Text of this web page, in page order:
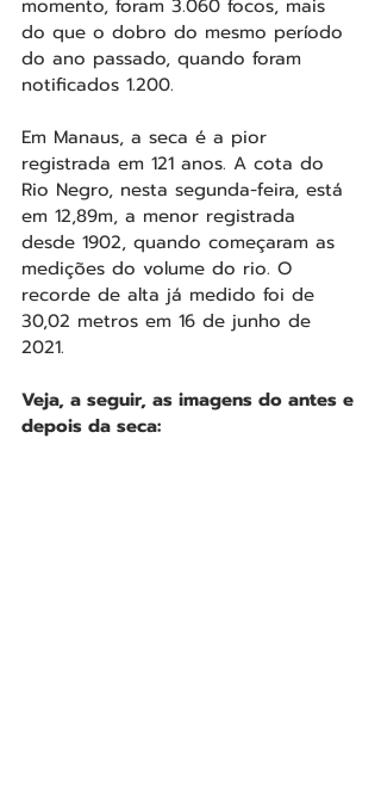
momento, foram 3.060 focos, mais
do que o dobro do mesmo período
do ano passado, quando foram
notificados 1.200.
Em Manaus, a seca é a pior
registrada em 121 anos. A cota do
Rio Negro, nesta segunda-feira, está
em 12,89m, a menor registrada
desde 1902, quando começaram as
medições do volume do rio. O
recorde de alta já medido foi de
30,02 metros em 16 de junho de
2021.
Veja, a seguir, as imagens do antes e
depois da seca: